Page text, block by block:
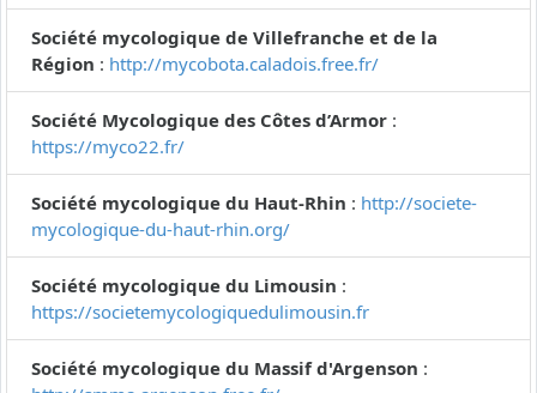
Société mycologique de Villefranche et de la
Région : http://mycobota.caladois.free.fr/
Société Mycologique des Côtes d’Armor :
https://myco22.fr/
Société mycologique du Haut-Rhin : http://societe-
mycologique-du-haut-rhin.org/
Société mycologique du Limousin :
https://societemycologiquedulimousin.fr
Société mycologique du Massif d'Argenson :